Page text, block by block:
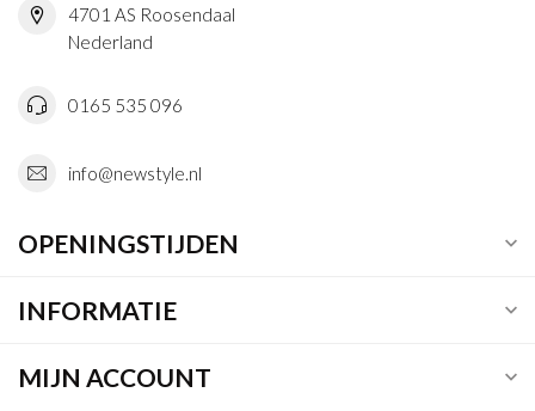
4701 AS Roosendaal
Nederland
0165 535 096
info@newstyle.nl
OPENINGSTIJDEN
INFORMATIE
MIJN ACCOUNT